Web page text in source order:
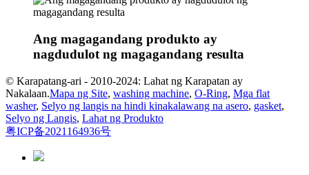
Ang magagandang produkto ay
nagdudulot ng magagandang resulta
© Karapatang-ari - 2010-2024: Lahat ng Karapatan ay
Nakalaan.Mapa ng Site, washing machine, O-Ring, Mga flat
washer, Selyo ng langis na hindi kinakalawang na asero, gasket,
Selyo ng Langis, Lahat ng Produkto
粤ICP备2021164936号